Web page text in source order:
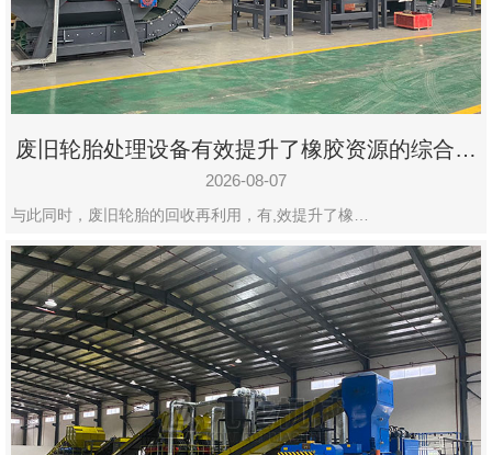
系
郑
州
市
九
设
有
限
公
司
豫
ICP
备
废旧轮胎处理设备有效提升了橡胶资源的综合利
用率
2026-08-07
与此同时，废旧轮胎的回收再利用，有,效提升了橡…